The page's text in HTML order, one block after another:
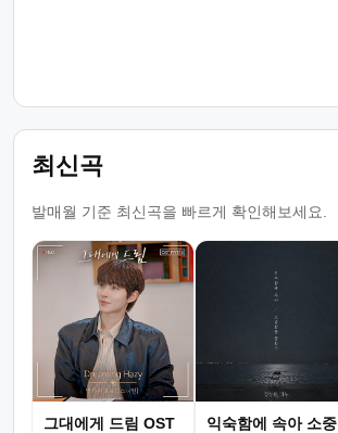
최신곡
발매월 기준 최신곡을 빠르게 확인해보세요.
그대에게 드림 OST
익숙함에 속아 소중